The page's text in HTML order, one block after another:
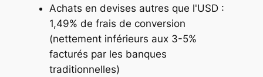
Achats en devises autres que l'USD :
1,49% de frais de conversion
(nettement inférieurs aux 3-5%
facturés par les banques
traditionnelles)